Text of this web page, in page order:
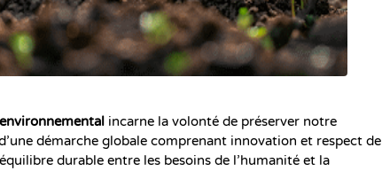
incarne la volonté de préserver notre
démarche globale comprenant innovation et respect de
durable entre les besoins de l’humanité et la